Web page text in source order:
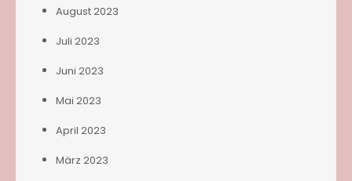
August 2023
Juli 2023
Juni 2023
Mai 2023
April 2023
März 2023